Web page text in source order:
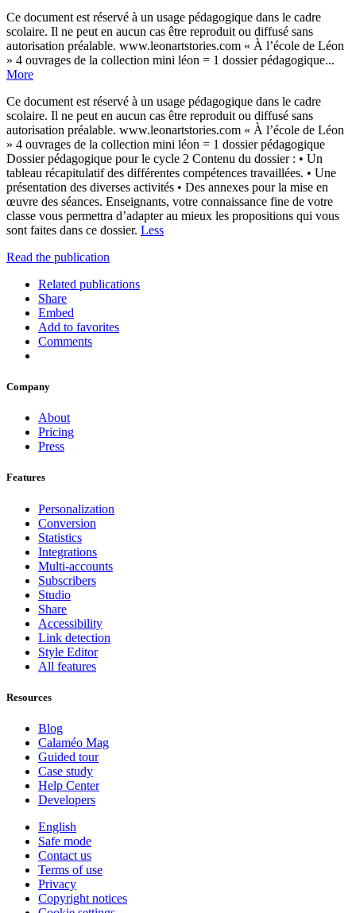
Ce document est réservé à un usage pédagogique dans le cadre
scolaire. Il ne peut en aucun cas être reproduit ou diffusé sans
autorisation préalable. www.leonartstories.com « À l’école de Léon
» 4 ouvrages de la collection mini léon = 1 dossier pédagogique...
More
Ce document est réservé à un usage pédagogique dans le cadre
scolaire. Il ne peut en aucun cas être reproduit ou diffusé sans
autorisation préalable. www.leonartstories.com « À l’école de Léon
» 4 ouvrages de la collection mini léon = 1 dossier pédagogique
Dossier pédagogique pour le cycle 2 Contenu du dossier : • Un
tableau récapitulatif des différentes compétences travaillées. • Une
présentation des diverses activités • Des annexes pour la mise en
œuvre des séances. Enseignants, votre connaissance fine de votre
classe vous permettra d’adapter au mieux les propositions qui vous
sont faites dans ce dossier. Less
Read the publication
Related publications
Share
Embed
Add to favorites
Comments
Company
About
Pricing
Press
Features
Personalization
Conversion
Statistics
Integrations
Multi-accounts
Subscribers
Studio
Share
Accessibility
Link detection
Style Editor
All features
Resources
Blog
Calaméo Mag
Guided tour
Case study
Help Center
Developers
English
Safe mode
Contact us
Terms of use
Privacy
Copyright notices